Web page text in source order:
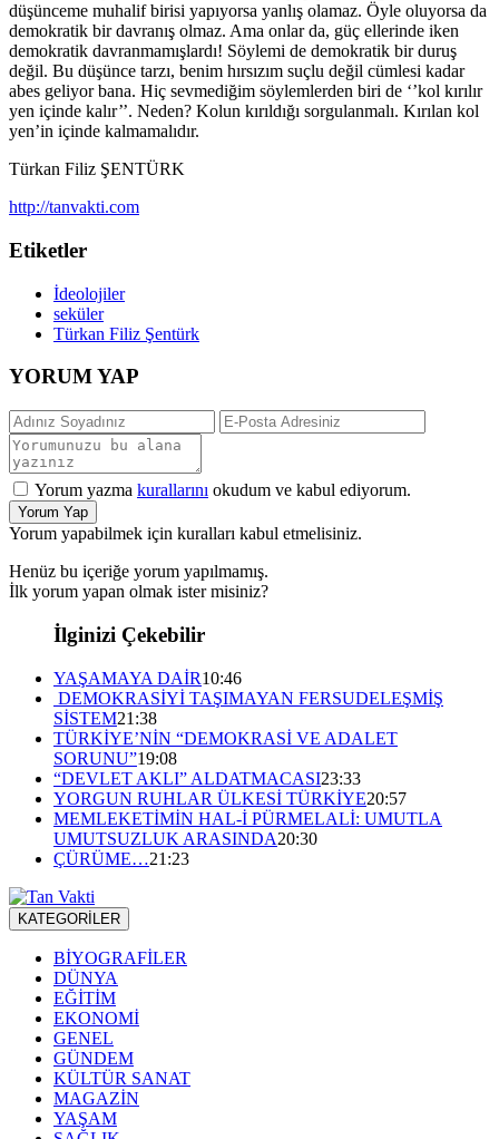
düşünceme muhalif birisi yapıyorsa yanlış olamaz. Öyle oluyorsa da
demokratik bir davranış olmaz. Ama onlar da, güç ellerinde iken
demokratik davranmamışlardı! Söylemi de demokratik bir duruş
değil. Bu düşünce tarzı, benim hırsızım suçlu değil cümlesi kadar
abes geliyor bana. Hiç sevmediğim söylemlerden biri de ‘’kol kırılır
yen içinde kalır’’. Neden? Kolun kırıldığı sorgulanmalı. Kırılan kol
yen’in içinde kalmamalıdır.
Türkan Filiz ŞENTÜRK
http://tanvakti.com
Etiketler
İdeolojiler
seküler
Türkan Filiz Şentürk
YORUM YAP
Yorum yazma kurallarını okudum ve kabul ediyorum.
Yorum Yap
Yorum yapabilmek için kuralları kabul etmelisiniz.
Henüz bu içeriğe yorum yapılmamış.
İlk yorum yapan olmak ister misiniz?
İlginizi Çekebilir
YAŞAMAYA DAİR10:46
DEMOKRASİYİ TAŞIMAYAN FERSUDELEŞMİŞ
SİSTEM21:38
TÜRKİYE’NİN “DEMOKRASİ VE ADALET
SORUNU”19:08
“DEVLET AKLI” ALDATMACASI23:33
YORGUN RUHLAR ÜLKESİ TÜRKİYE20:57
MEMLEKETİMİN HAL-İ PÜRMELALİ: UMUTLA
UMUTSUZLUK ARASINDA20:30
ÇÜRÜME…21:23
KATEGORİLER
BİYOGRAFİLER
DÜNYA
EĞİTİM
EKONOMİ
GENEL
GÜNDEM
KÜLTÜR SANAT
MAGAZİN
YAŞAM